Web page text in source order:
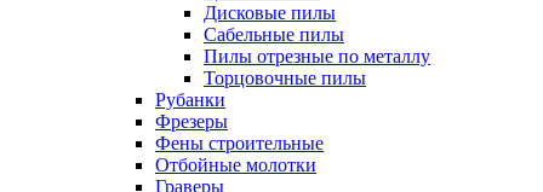
Дисковые пилы
Сабельные пилы
Пилы отрезные по металлу
Торцовочные пилы
Рубанки
Фрезеры
Фены строительные
Отбойные молотки
Граверы